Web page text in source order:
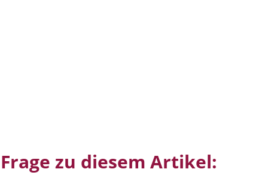
zu diesem Artikel: